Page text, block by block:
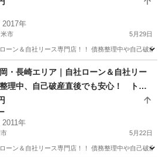
2017年
市 5月29日
ーン＆自社リース専門店！！ 債務整理中や自己破
ローン
・長崎エリア｜自社ローン＆自社リー
理中、自己破産直後でも安心！ トヨ
シー ZS 煌Ⅱ H23年式
年
5月22日
ーン＆自社リース専門店！！ 債務整理中や自己破